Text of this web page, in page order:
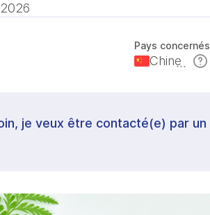
Pays concernés
Chine
je veux être contacté(e) par un